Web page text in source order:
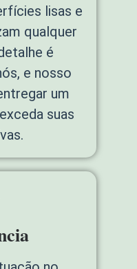
lisas e
qualquer
é
e nosso
um
suas